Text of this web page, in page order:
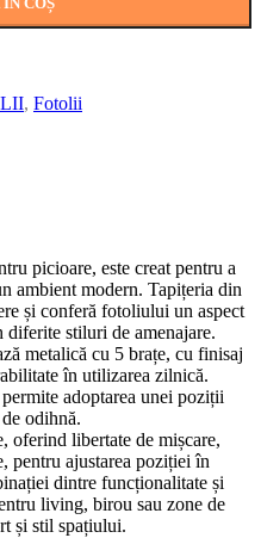
, Fotolii
picioare, este creat pentru a
ambient modern. Tapițeria din
și conferă fotoliului un aspect
diferite stiluri de amenajare.
metalică cu 5 brațe, cu finisaj
în utilizarea zilnică.
adoptarea unei poziții
odihnă.
oferind libertate de mișcare,
pentru ajustarea poziției în
dintre funcționalitate și
living, birou sau zone de
și stil spațiului.